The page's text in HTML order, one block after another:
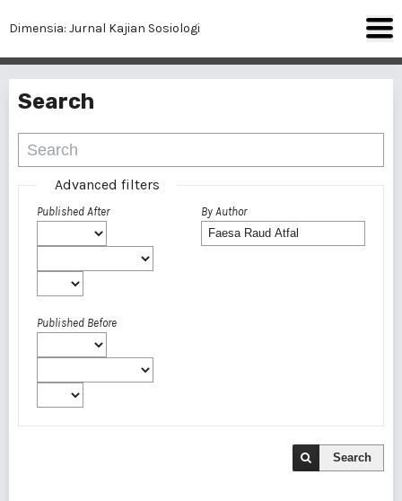
Dimensia: Jurnal Kajian Sosiologi
Search
Advanced filters
Published After
Published Before
By Author
Search